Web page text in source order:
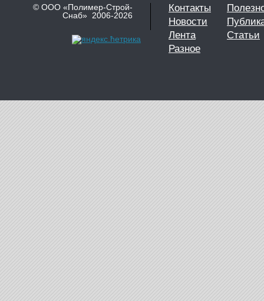
© ООО «Полимер-Строй-
Снаб» 2006-2026
Контакты
Новости
Лента
Статьи
Разное